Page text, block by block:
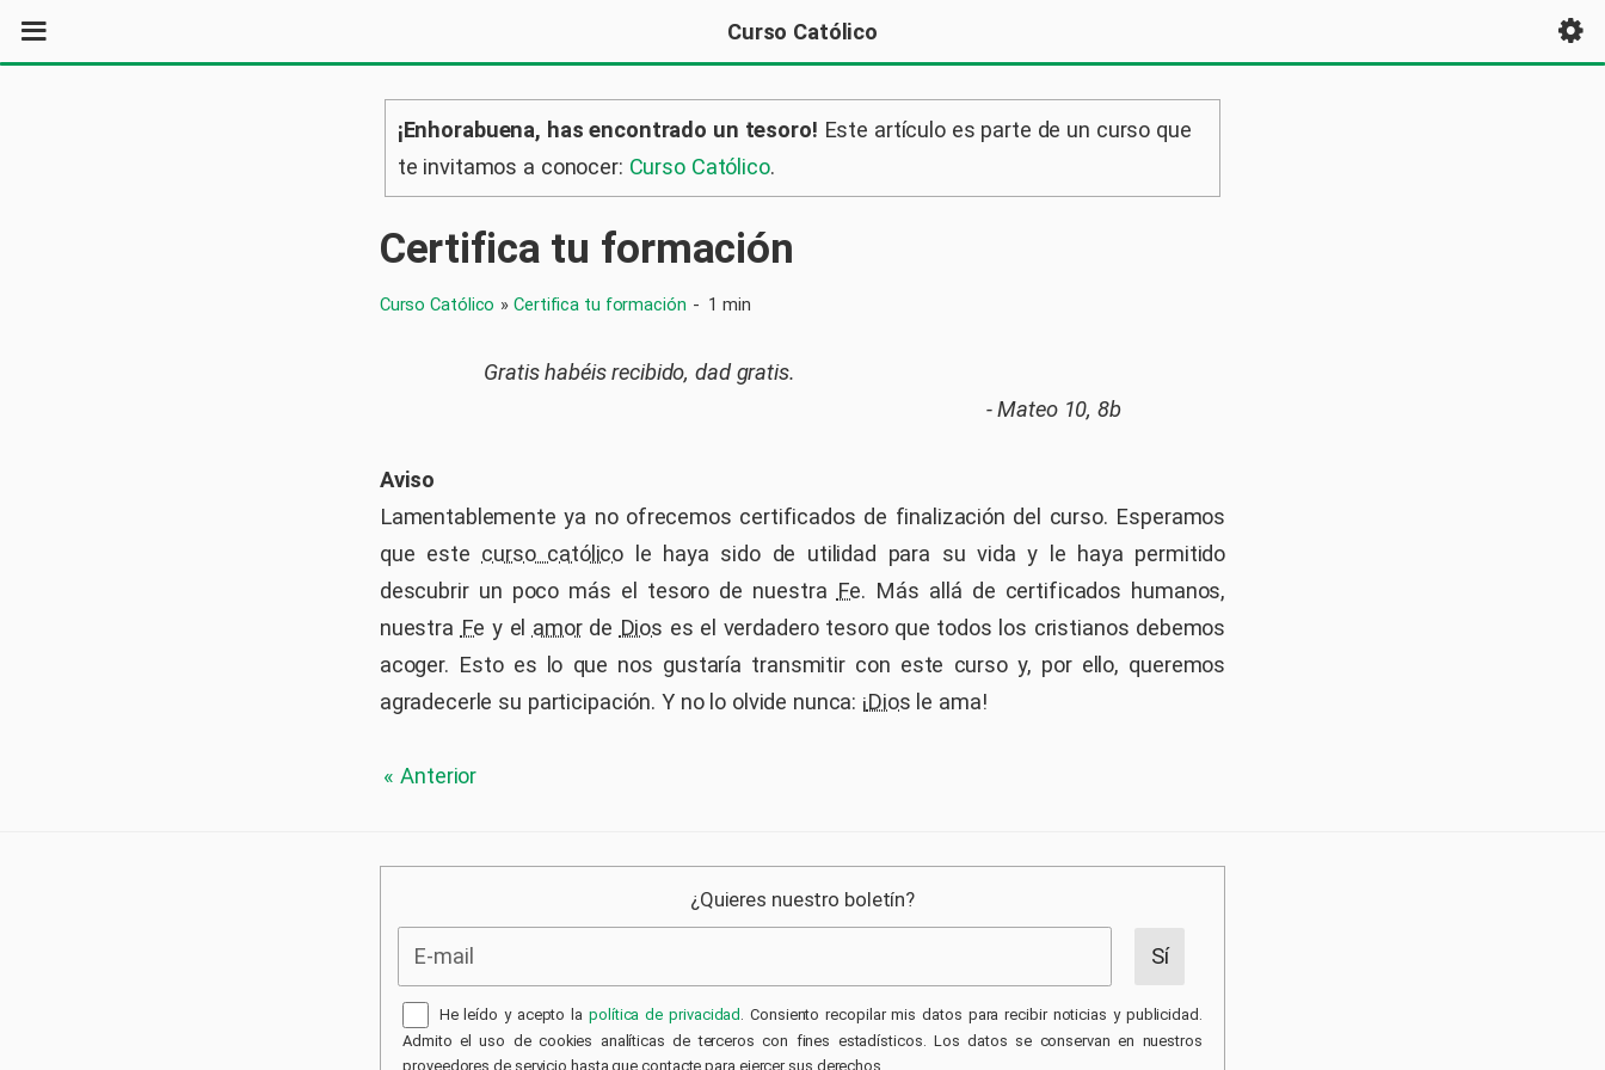
Curso Católico
¡Enhorabuena, has encontrado un tesoro! Este artículo es parte de un curso que
te invitamos a conocer: Curso Católico.
Certifica tu formación
Curso Católico »Certifica tu formación - 1 min
Gratis habéis recibido, dad gratis.
- Mateo 10, 8b
Aviso
Lamentablemente ya no ofrecemos certificados de finalización del curso. Esperamos
que este curso católico le haya sido de utilidad para su vida y le haya permitido
descubrir un poco más el tesoro de nuestra Fe. Más allá de certificados humanos,
nuestra Fe y el amorde Dios es el verdadero tesoro que todos los cristianos debemos
acoger. Esto es lo que nos gustaría transmitir con este curso y, por ello, queremos
agradecerle su participación. Y no lo olvide nunca: ¡Dios le ama!
« Anterior
¿Quieres nuestro boletín?
He leído y acepto lapolítica de privacidad . Consiento recopilar mis datos para recibir noticias y publicidad.
Admito el uso de cookies analíticas de terceros con fines estadísticos. Los datos se conservan en nuestros
proveedores de servicio hasta que contacte para ejercer sus derechos.